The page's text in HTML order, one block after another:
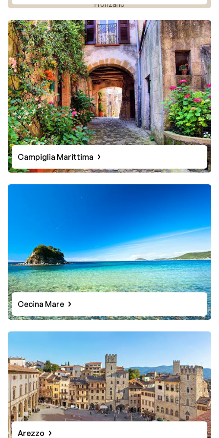
dans la cuisine toscane, mais la truffe aussi !
La précieuse truffe blanche, le « tuber magnatum »,
pousse ici sous terre, et est souvent utilisée dans les
restaurants les plus chics. Il est aussi possible d’aller à
la chasse à la truffe ! De passionnantes expéditions
sont organisées par des chasseurs de truffes
professionnels, accompagnés de leurs chiens.
Fronzano
Campiglia Marittima
Cecina Mare
Arezzo